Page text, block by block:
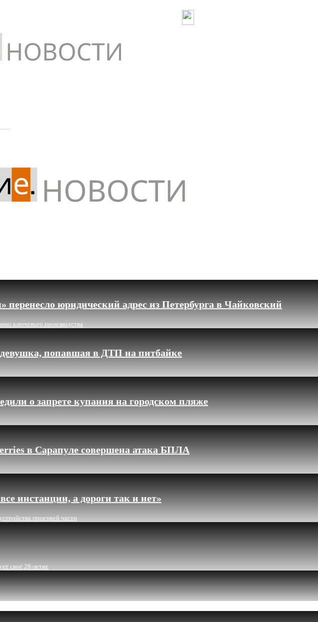
юридический адрес из Петербурга в Чайковский
ключевого производства
попавшая в ДТП на питбайке
о запрете купания на городском пляже
в Сарапуле совершена атака БПЛА
инстанции, а дороги так и нет»
проезжей части
своё 28-летие